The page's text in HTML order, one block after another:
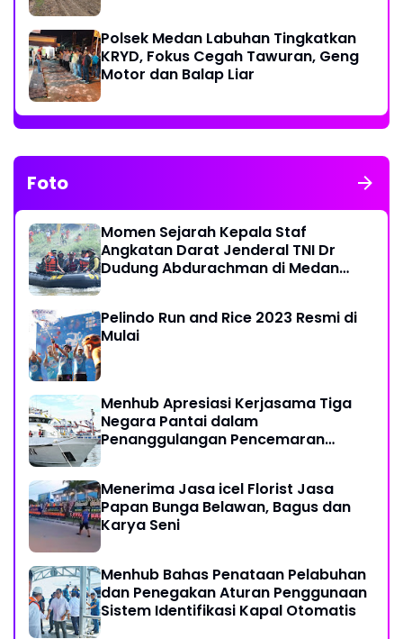
Polsek Medan Labuhan Tingkatkan
KRYD, Fokus Cegah Tawuran, Geng
Motor dan Balap Liar
Foto
Momen Sejarah Kepala Staf
Angkatan Darat Jenderal TNI Dr
Dudung Abdurachman di Medan
Pelindo Run and Rice 2023 Resmi di
Mulai
Menhub Apresiasi Kerjasama Tiga
Negara Pantai dalam
Penanggulangan Pencemaran
Menerima Jasa icel Florist Jasa
Papan Bunga Belawan, Bagus dan
Karya Seni
Menhub Bahas Penataan Pelabuhan
dan Penegakan Aturan Penggunaan
Sistem Identifikasi Kapal Otomatis